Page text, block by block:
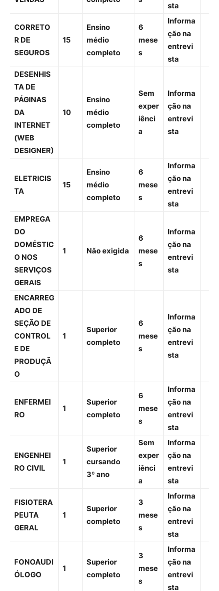
sta
CORRETO
R DE
SEGUROS
15
Ensino
médio
completo
6
mese
s
Informa
ção na
entrevi
sta
DESENHIS
TA DE
PÁGINAS
DA
INTERNET
(WEB
DESIGNER)
10
Ensino
médio
completo
Sem
exper
iênci
a
Informa
ção na
entrevi
sta
ELETRICIS
TA
15
Ensino
médio
completo
6
mese
s
Informa
ção na
entrevi
sta
EMPREGA
DO
DOMÉSTIC
O NOS
SERVIÇOS
GERAIS
1 Não exigida
6
mese
s
Informa
ção na
entrevi
sta
ENCARREG
ADO DE
SEÇÃO DE
CONTROL
E DE
PRODUÇÃ
O
1
Superior
completo
6
mese
s
Informa
ção na
entrevi
sta
ENFERMEI
RO
1
Superior
completo
6
mese
s
Informa
ção na
entrevi
sta
ENGENHEI
RO CIVIL
1
Superior
cursando
3º ano
Sem
exper
iênci
a
Informa
ção na
entrevi
sta
FISIOTERA
PEUTA
GERAL
1
Superior
completo
3
mese
s
Informa
ção na
entrevi
sta
FONOAUDI
ÓLOGO
1
Superior
completo
3
mese
s
Informa
ção na
entrevi
sta